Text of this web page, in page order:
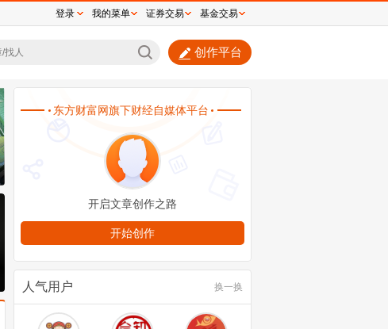
创作平台
段永平减持44亿港元泡泡玛特，真相曝光！并
非主动减持
人气用户 换一换
登录 我的菜单 证券交易 基金交易